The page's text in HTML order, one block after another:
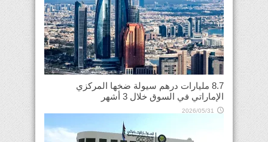
8.7 مليارات درهم سيولة ضخها المركزي
الإماراتي في السوق خلال 3 أشهر
2026/05/31